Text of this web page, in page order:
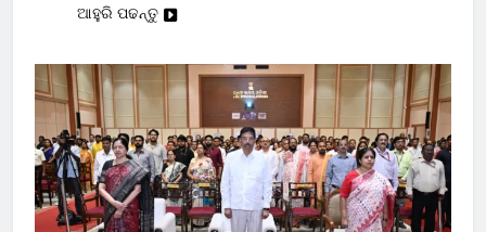
ଆହୁରି ପଢନ୍ତୁ